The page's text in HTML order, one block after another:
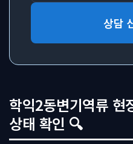
상담
학익2동변기역류 현
상태 확인 🔍